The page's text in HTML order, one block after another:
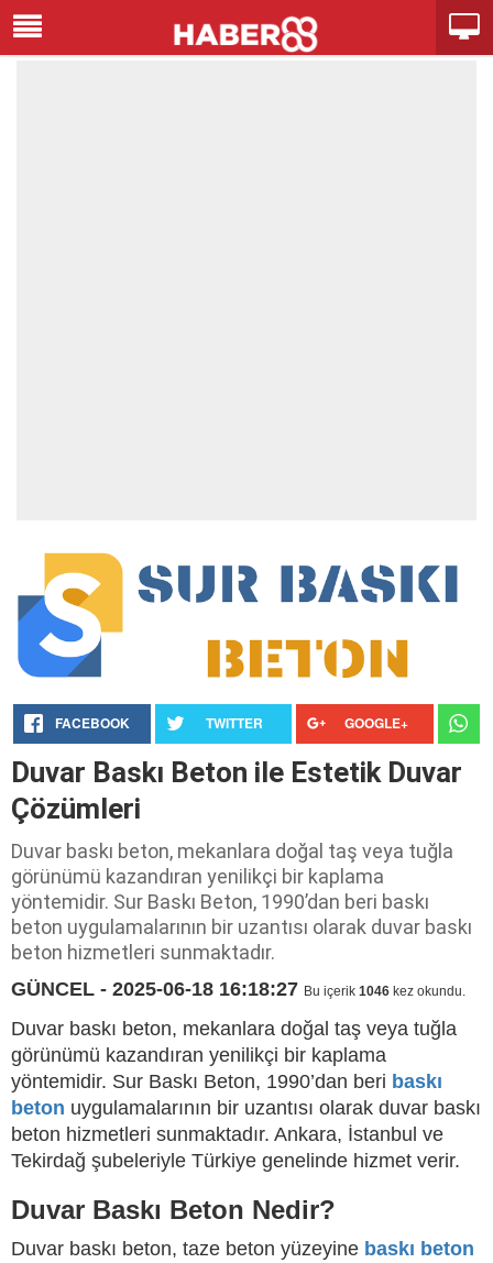
FACEBOOK TWITTER GOOGLE+
Duvar Baskı Beton ile Estetik Duvar
Çözümleri
Duvar baskı beton, mekanlara doğal taş veya tuğla
görünümü kazandıran yenilikçi bir kaplama
yöntemidir. Sur Baskı Beton, 1990’dan beri baskı
beton uygulamalarının bir uzantısı olarak duvar baskı
beton hizmetleri sunmaktadır.
GÜNCEL - 2025-06-18 16:18:27 Bu içerik 1046 kez okundu.
Duvar baskı beton, mekanlara doğal taş veya tuğla
görünümü kazandıran yenilikçi bir kaplama
yöntemidir. Sur Baskı Beton, 1990’dan beri baskı
beton uygulamalarının bir uzantısı olarak duvar baskı
beton hizmetleri sunmaktadır. Ankara, İstanbul ve
Tekirdağ şubeleriyle Türkiye genelinde hizmet verir.
Duvar Baskı Beton Nedir?
Duvar baskı beton, taze beton yüzeyine baskı beton